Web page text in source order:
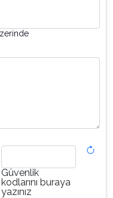
Güvenlik
kodlarını buraya
yazınız